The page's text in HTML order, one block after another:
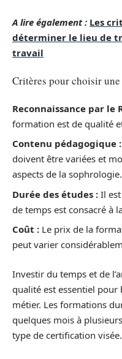
A lire également : Les
déterminer le lieu de
travail
Critères pour choisir
Reconnaissance par le
formation est de qualité
Contenu pédagogique :
doivent être variées et
aspects de la sophrologie.
Durée des études : Il
de temps est consacré à
Coût : Le prix de la
peut varier
Investir du temps et de
qualité est essentiel pour
métier. Les formations
quelques mois à
type de certification visée.